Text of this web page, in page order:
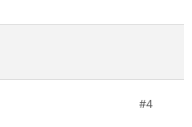
#4